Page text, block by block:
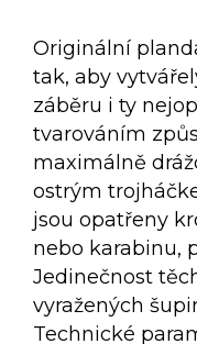
Originální
tak, aby
záběru i ty
tvarováním
maximálně
ostrým
jsou opatřeny
nebo karabinu,
Jedinečnost
vyražených
Technické